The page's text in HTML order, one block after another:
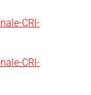
CRI-
CRI-